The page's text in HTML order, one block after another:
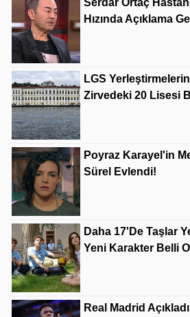
Hızında Açıklama
LGS
Zirvedeki 20 Lisesi
Poyraz Karayel'in
Sürel Evlendi!
Daha 17'de Taşlar
Yeni Karakter Belli
Real Madrid